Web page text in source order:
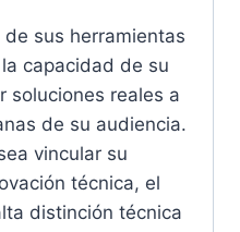
sus herramientas
capacidad de su
soluciones reales a
de su audiencia.
vincular su
técnica, el
distinción técnica